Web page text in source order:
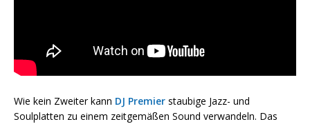
Wie kein Zweiter kann DJ Premier staubige Jazz- und
Soulplatten zu einem zeitgemäßen Sound verwandeln. Das